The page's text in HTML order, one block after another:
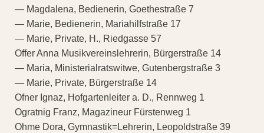
— Magdalena, Bedienerin, Goethestraße 7
— Marie, Bedienerin, Mariahilfstraße 17
— Marie, Private, H., Riedgasse 57
Offer Anna Musikvereinslehrerin, Bürgerstraße 14
— Maria, Ministerialratswitwe, Gutenbergstraße 3
— Marie, Private, Bürgerstraße 14
Ofner Ignaz, Hofgartenleiter a. D., Rennweg 1
Ogratnig Franz, Magazineur Fürstenweg 1
Ohme Dora, Gymnastik=Lehrerin, Leopoldstraße 39